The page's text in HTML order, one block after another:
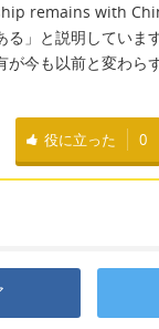
remains with
る」と説明してい
が今も以前と変わら
役に立った 0